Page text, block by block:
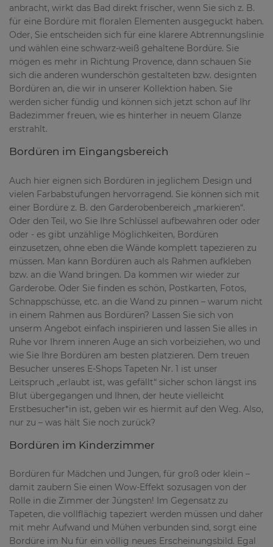
anbracht, wirkt das Bad direkt frischer, wenn Sie sich z. B.
für eine Bordüre mit floralen Elementen ausgeguckt haben.
Oder, Sie entscheiden sich für eine klarere Abtrennungslinie
und wählen eine schwarz-weiß gehaltene Bordüre. Sie
mögen es mehr in Richtung Provence, dann schauen Sie
sich die anderen wunderschön gestalteten bzw. designten
Bordüren an, die wir in unserer Kollektion haben. Sie
werden sicher fündig und können sich jetzt schon auf Ihr
Badezimmer freuen, wie es hinterher in neuem Glanze
erstrahlt.
Bordüren im Eingangsbereich
Auch hier eignen sich Bordüren in jeglichem Design und
vielen Farbabstufungen hervorragend. Sie können sich mit
einer Bordüre z. B. den Garderobenbereich „markieren“.
Oder den Teil, wo Sie Ihre Schlüssel aufbewahren oder oder
oder - es gibt unzählige Möglichkeiten, Bordüren
einzusetzen, ohne eben die Wände komplett tapezieren zu
müssen. Man kann Bordüren auch als Rahmen aufkleben
bzw. an die Wand bringen. Da kommen wir wieder zur
Garderobe. Oder Sie finden es schön, Postkarten, Fotos,
Schnappschüsse, etc. an die Wand zu pinnen – warum nicht
in einem Rahmen aus Bordüren? Lassen Sie sich von
unserm Angebot einfach inspirieren und lassen Sie alles in
Ruhe vor Ihrem inneren Auge an sich vorbeiziehen, wo und
wie Sie Ihre Bordüren am besten platzieren. Dem treuen
Besucher unseres E-Shops Tapeten Nr. 1 ist unser
Leitspruch „erlaubt ist, was gefällt“ sicher schon längst ins
Blut übergegangen und Ihnen, der heute vielleicht
Erstbesucher*in ist, geben wir es hiermit auf den Weg. Also,
nur zu – was hält Sie noch zurück?
Bordüren im Kinderzimmer
Bordüren für Mädchen und Jungen, für groß oder klein –
damit zaubern Sie einen Wow-Effekt sozusagen von der
Rolle in die Zimmer der Jüngsten! Im Gegensatz zu
Tapeten, die vollflächig tapeziert werden müssen und daher
mit mehr Aufwand und Mühen verbunden sind, sorgt eine
Bordüre im Nu für ein völlig neues Erscheinungsbild. Egal